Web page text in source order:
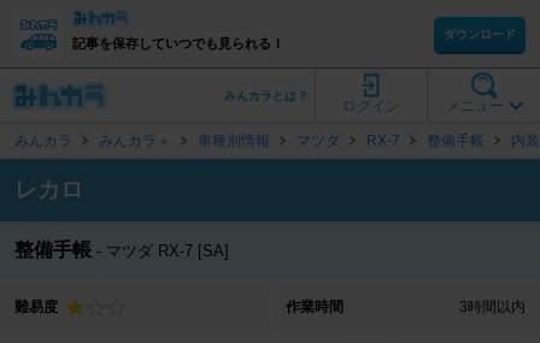
記事を保存していつでも見られる！
ダウンロード
メニュー
ログイン
みんカラとは？
みんカラ みんカラ＋ 車種別情報 マツダ RX-7 整備手帳 内装
レカロ
整備手帳 マツダ RX-7 [SA]
難易度 作業時間 3時間以内